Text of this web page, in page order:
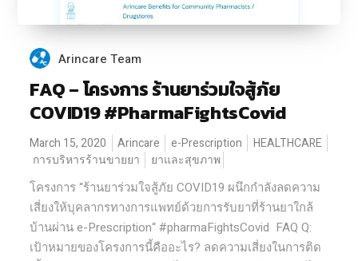
Arincare Team
FAQ – โครงการ ร้านยาร่วมใจสู้ภัย
COVID19 #PharmaFightsCovid
March 15, 2020 Arincare e-Prescription
HEALTHCARE
การบริหารร้านขายยา
ยาและสุขภาพ
โครงการ “ร้านยาร่วมใจสู้ภัย COVID19 ผนึกกำลังลดความ
เสี่ยงให้บุคลากรทางการแพทย์ด้วยการรับยาที่ร้านยาใกล้
บ้านผ่าน e-Prescription“ #pharmaFightsCovid FAQ Q:
เป้าหมายของโครงการนี้คืออะไร? ลดความเสี่ยงในการติด